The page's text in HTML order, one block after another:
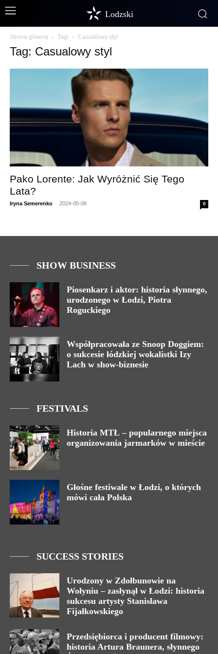
Lodzski
Strona główna Tagi Casualowy styl
Tag: Casualowy styl
Pako Lorente: Jak Wyróżnić Się Tego
Lata?
Iryna Semerenko - 2024-05-08 0
SHOW BUSINESS
Piosenkarz i aktor: historia słynnego,
urodzonego w Łodzi, Piotra
Roguckiego
Współpracowała ze Snoop Doggiem:
o sukcesie łódzkiej wokalistki Izy
Lach w show-biznesie
FESTIVALS
Historia MTŁ – popularnego miejsca
organizowania jarmarków w mieście
Głośne festiwale w Łodzi, o których
mówi cała Polska
SUCCESS STORIES
Urodzony w Zdołbunowie na
Wołyniu – zasłynął w Łodzi: historia
sukcesu artysty Stanisława
Fijałkowskiego
Przedsiębiorca i producent filmowy:
historia Artura Braunera, słynnego